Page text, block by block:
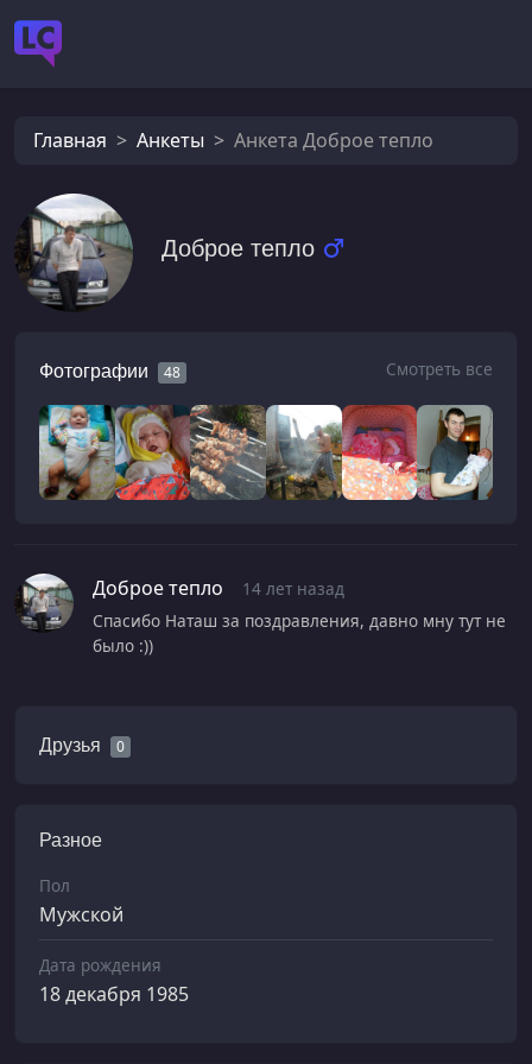
Главная Анкеты Анкета Доброе тепло
Доброе тепло
Фотографии 48 Смотреть все
Доброе тепло
14 лет назад
Спасибо Наташ за поздравления, давно мну тут не
Друзья 0
Разное
Пол
Мужской
Дата рождения
18 декабря 1985